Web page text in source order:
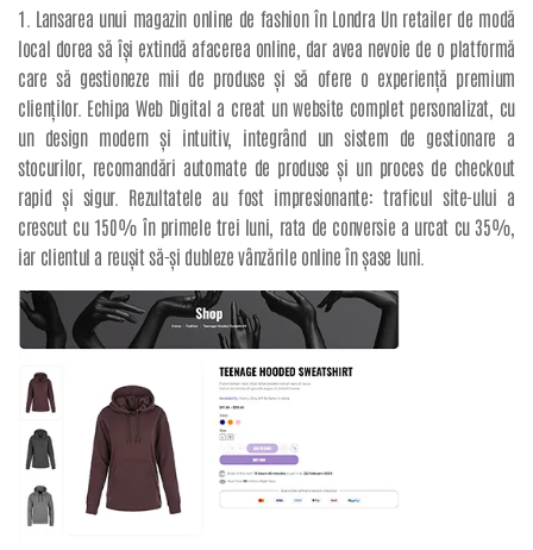
1. Lansarea unui magazin online de fashion în Londra Un retailer de modă
local dorea să își extindă afacerea online, dar avea nevoie de o platformă
care să gestioneze mii de produse și să ofere o experiență premium
clienților. Echipa Web Digital a creat un website complet personalizat, cu
un design modern și intuitiv, integrând un sistem de gestionare a
stocurilor, recomandări automate de produse și un proces de checkout
rapid și sigur. Rezultatele au fost impresionante: traficul site-ului a
crescut cu 150% în primele trei luni, rata de conversie a urcat cu 35%,
iar clientul a reușit să-și dubleze vânzările online în șase luni.